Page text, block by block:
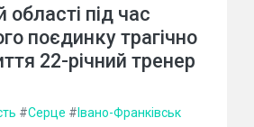
області під час
поєдинку трагічно
22-річний тренер
#Серце # Івано-Франківськ